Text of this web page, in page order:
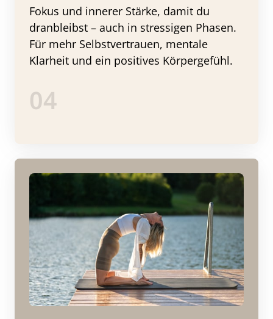
Fokus und innerer Stärke, damit du
dranbleibst – auch in stressigen Phasen.
Für mehr Selbstvertrauen, mentale
Klarheit und ein positives Körpergefühl.
04